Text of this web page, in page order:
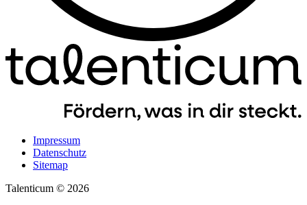
Impressum
Datenschutz
Sitemap
Talenticum © 2026